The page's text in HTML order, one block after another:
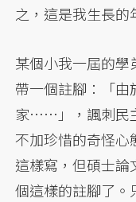
之，這是我生長的
某個小我一屆的
帶一個註腳：「由
家……」，諷刺民
不加珍惜的奇怪心
這樣寫，但碩士
個這樣的註腳了。